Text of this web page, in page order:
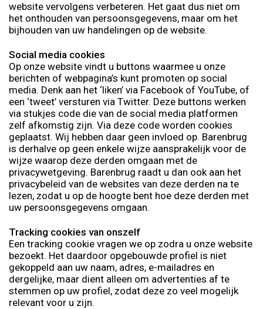
website vervolgens verbeteren. Het gaat dus niet om
het onthouden van persoonsgegevens, maar om het
bijhouden van uw handelingen op de website.
Social media cookies
Op onze website vindt u buttons waarmee u onze
berichten of webpagina’s kunt promoten op social
media. Denk aan het ‘liken’ via Facebook of YouTube, of
een ‘tweet’ versturen via Twitter. Deze buttons werken
via stukjes code die van de social media platformen
zelf afkomstig zijn. Via deze code worden cookies
geplaatst. Wij hebben daar geen invloed op. Barenbrug
is derhalve op geen enkele wijze aansprakelijk voor de
wijze waarop deze derden omgaan met de
privacywetgeving. Barenbrug raadt u dan ook aan het
privacybeleid van de websites van deze derden na te
lezen, zodat u op de hoogte bent hoe deze derden met
uw persoonsgegevens omgaan.
Tracking cookies van onszelf
Een tracking cookie vragen we op zodra u onze website
bezoekt. Het daardoor opgebouwde profiel is niet
gekoppeld aan uw naam, adres, e-mailadres en
dergelijke, maar dient alleen om advertenties af te
stemmen op uw profiel, zodat deze zo veel mogelijk
relevant voor u zijn.